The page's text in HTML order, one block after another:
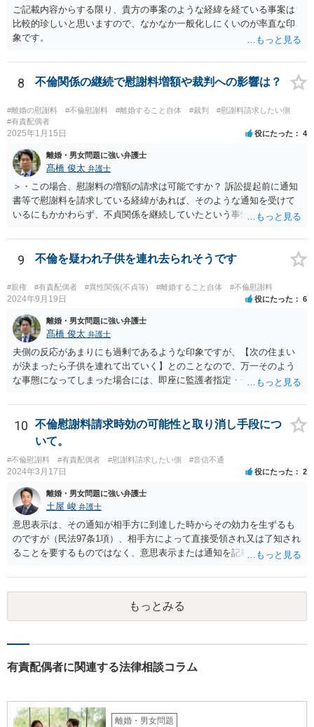
ご記載内容からする限り、貴方の事案のような経緯を経ている事案は
比較的珍しいと思いますので、なかなか一般化しにくいのが率直な印
象です。
8 不倫関係の継続で慰謝料増額や裁判への影響は？
#離婚の慰謝料 #不倫慰謝料 #離婚すること自体 #裁判
#慰謝料請求したい側
#有責配偶者
2025年1月15日 役にたった 4
離婚・男女問題に強い弁護士
髙橋 俊太 弁護士
＞・この場合、慰謝料の増額の請求は可能ですか？ 訴訟提起前に通知
書等で慰謝料を請求している経緯があれば、そのような通知を受けて
いるにもかかわらず、不貞関係を継続していたという事情は悪質性を
ている裁判例もありますので、担当弁護士に確認してみるとよいでし
ょう。 ＞・この事実が何か今回の裁判に影響することはあるのでしょ
うか？ 提訴時に請求している慰謝料額がいくらであるかにもよります
が、不貞が継続している事実自体は、上記のとおり増額事由になり得
るので、請求を拡張するか、現状の請求額が認容されやすいように今
後の攻防で主張立証していくことになるでしょう。方針について、担
当弁護士とよく相談してみるとよいと思います。
9 不倫を疑われ子供を連れ去られそうです
#親権 #有責配偶者 #異性関係(不貞等) #離婚すること自体 #不倫慰謝料
2024年9月19日 役にたった 6
離婚・男女問題に強い弁護士
髙橋 俊太 弁護士
夫側の反応があまりにも過剰であるような印象ですが、【次の住まい
が決まったら子供を連れて出ていく】とのことなので、万一そのよう
な事態になってしまった場合には、即座に監護者指定・子の引渡しの
でしょう。 親権者や監護者の指定が争いになる場合、現在の実務では
「主たる監護者が父母いずれか」という基準で判断されます。具体的
には、子が生まれてから現在に至るまで、産休・育休取得の有無、子
の衣食住の世話、子の傷病時の看病等、保育園や習い事への対応など
に関する具体的（中心的）監護実績をもとにして、他方配偶者と比較
して、自分が主として子を監護してきた者であるかどうかが重要にな
ります。【子供の監護は平日休日含めて8割私です。】ということでは
あるのですが、上記のとおり、様々な具体的な事情を踏まえて検討す
る必要があるので、最寄りの弁護士などに個別に相談することをお勧
めいたします。
10
不倫慰謝料請求時効の可能性と取り消し手段につ
いて。
#不倫慰謝料 #有責配偶者 #慰謝料請求したい側 #音信不通
2024年3月17日 役にたった 2
離婚・男女問題に強い弁護士
土屋 峻 弁護士
意思表示は、その通知が相手方に到達した時からその効力を生ずるも
のですが（民法97条1項）、相手方によって直接受領され又は了知され
ることを要するものではなく、意思表示または通知を記載した書面
られます（最判昭和43年12月17日）。したがって、相手方の支配圏内
に入っていれば（郵便受けに投函するなど。実際には配達証明などを
つけたほうがよいでしょう。）、時効の完成猶予の効果を享受できる
と考えます。 その結果、催告の時効完成猶予期間の6か月の間に訴訟
もっとみる
有責配偶者に関連する法律相談コラム
離婚・男女問題